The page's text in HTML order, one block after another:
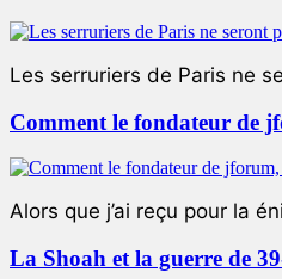
Les serruriers de Paris ne
Comment le fondateur de
Alors que j’ai reçu pour la
La Shoah et la guerre de